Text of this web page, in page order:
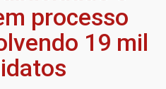
processo
19 mil